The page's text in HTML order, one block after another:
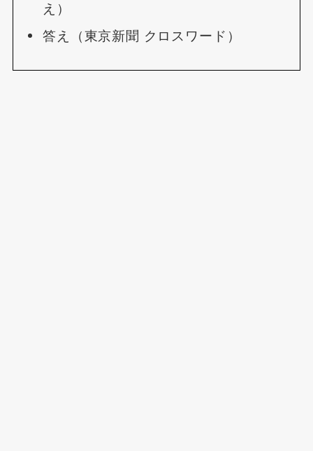
え）
答え（東京新聞 クロスワード）